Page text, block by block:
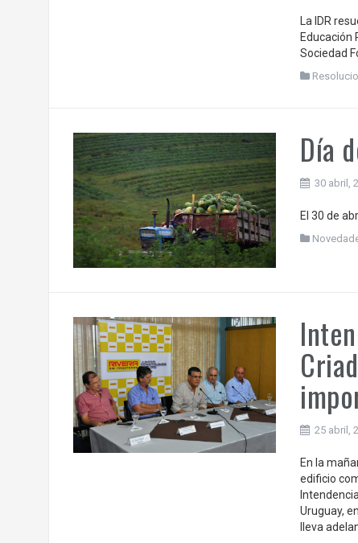
La IDR
Educación
Sociedad
Día
30 abril,
El 30 de
25 abril,
En la
edificio
Uruguay,
lleva